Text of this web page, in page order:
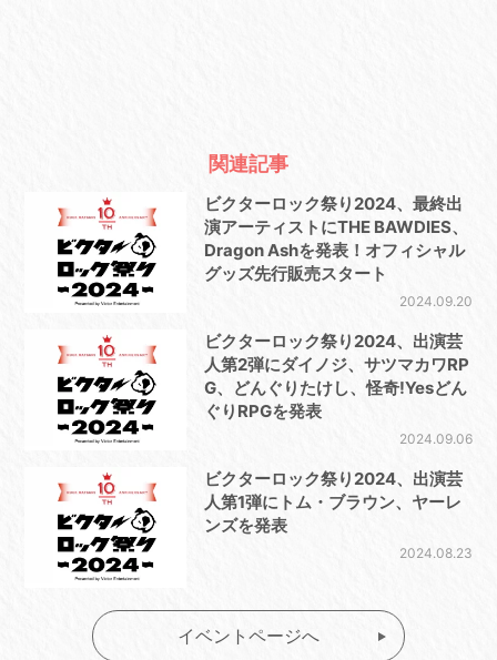
関連記事
ビクターロック祭り2024、最終出
演アーティストにTHE BAWDIES、
Dragon Ashを発表！オフィシャル
グッズ先行販売スタート
2024.09.20
ビクターロック祭り2024、出演芸
人第2弾にダイノジ、サツマカワRP
G、どんぐりたけし、怪奇!Yesどん
ぐりRPGを発表
2024.09.06
ビクターロック祭り2024、出演芸
人第1弾にトム・ブラウン、ヤーレ
ンズを発表
2024.08.23
イベントページへ